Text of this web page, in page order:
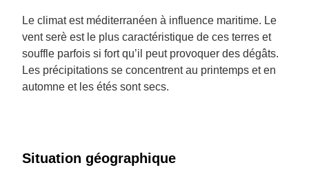
Le climat est méditerranéen à influence maritime. Le
vent serè est le plus caractéristique de ces terres et
souffle parfois si fort qu’il peut provoquer des dégâts.
Les précipitations se concentrent au printemps et en
automne et les étés sont secs.
Situation géographique